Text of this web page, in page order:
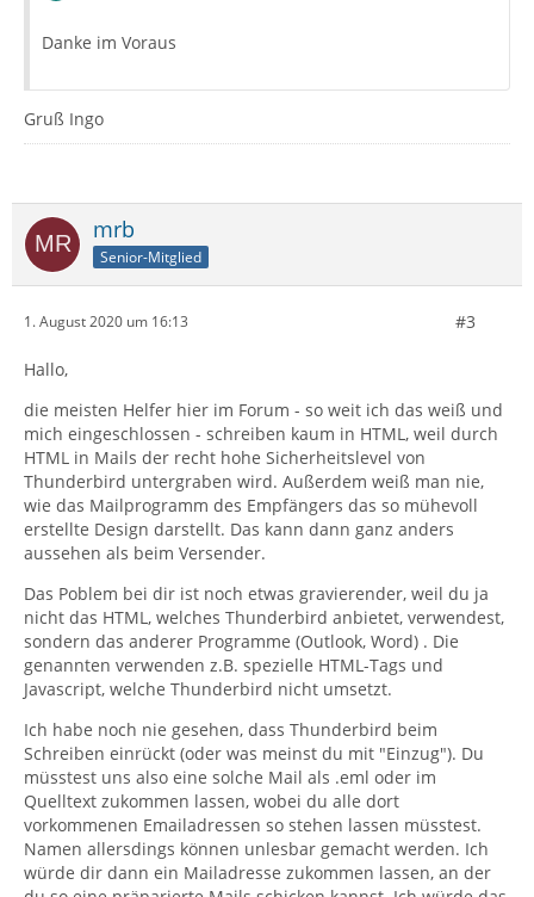
Danke im Voraus
Gruß Ingo
mrb
Senior-Mitglied
1. August 2020 um 16:13 #3
Hallo,
die meisten Helfer hier im Forum - so weit ich das weiß und
mich eingeschlossen - schreiben kaum in HTML, weil durch
HTML in Mails der recht hohe Sicherheitslevel von
Thunderbird untergraben wird. Außerdem weiß man nie,
wie das Mailprogramm des Empfängers das so mühevoll
erstellte Design darstellt. Das kann dann ganz anders
aussehen als beim Versender.
Das Poblem bei dir ist noch etwas gravierender, weil du ja
nicht das HTML, welches Thunderbird anbietet, verwendest,
sondern das anderer Programme (Outlook, Word) . Die
genannten verwenden z.B. spezielle HTML-Tags und
Javascript, welche Thunderbird nicht umsetzt.
Ich habe noch nie gesehen, dass Thunderbird beim
Schreiben einrückt (oder was meinst du mit "Einzug"). Du
müsstest uns also eine solche Mail als .eml oder im
Quelltext zukommen lassen, wobei du alle dort
vorkommenen Emailadressen so stehen lassen müsstest.
Namen allersdings können unlesbar gemacht werden. Ich
würde dir dann ein Mailadresse zukommen lassen, an der